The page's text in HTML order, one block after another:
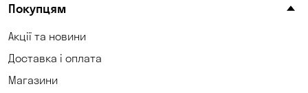
Покупцям
Акції та новини
Доставка і оплата
Магазини